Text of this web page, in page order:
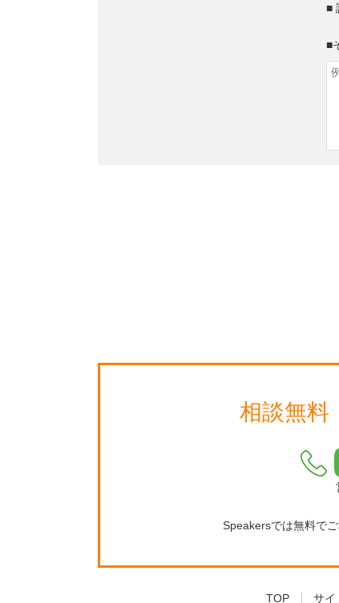
■
■
相談無料
Speakersでは無料で
TOP サイ